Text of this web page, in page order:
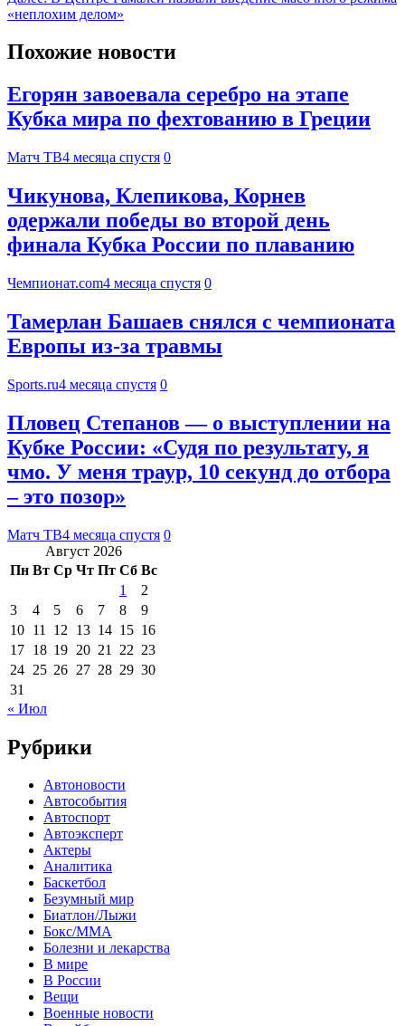
«неплохим делом»
Похожие новости
Егорян завоевала серебро на этапе
Кубка мира по фехтованию в Греции
Матч ТВ4 месяца спустя 0
Чикунова, Клепикова, Корнев
одержали победы во второй день
финала Кубка России по плаванию
Чемпионат.com4 месяца спустя 0
Тамерлан Башаев снялся с чемпионата
Европы из-за травмы
Sports.ru4 месяца спустя 0
Пловец Степанов — о выступлении на
Кубке России: «Судя по результату, я
чмо. У меня траур, 10 секунд до отбора
– это позор»
Матч ТВ4 месяца спустя 0
Август 2026
Пн Вт Ср Чт Пт Сб Вс
1
2
3
4 5 6 7 8
9
10 11 12 13 14 15 16
17 18 19 20 21 22 23
24 25 26 27 28 29 30
31
« Июл
Рубрики
Автоновости
Автособытия
Автоспорт
Автоэксперт
Актеры
Аналитика
Баскетбол
Безумный мир
Биатлон/Лыжи
Бокс/MMA
Болезни и лекарства
В мире
В России
Вещи
Военные новости